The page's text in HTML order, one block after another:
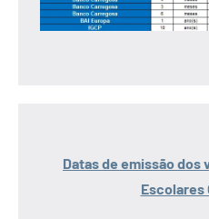
Datas de emissão dos
Escolares